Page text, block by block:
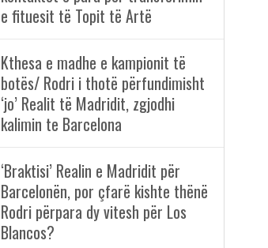
e fituesit të Topit të Artë
Kthesa e madhe e kampionit të
botës/ Rodri i thotë përfundimisht
‘jo’ Realit të Madridit, zgjodhi
kalimin te Barcelona
‘Braktisi’ Realin e Madridit për
Barcelonën, por çfarë kishte thënë
Rodri përpara dy vitesh për Los
Blancos?